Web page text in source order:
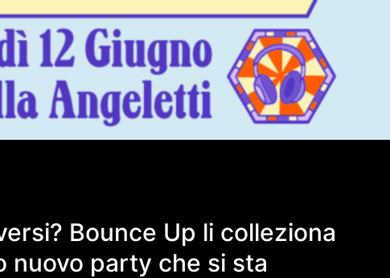
Bounce Up li colleziona
nuovo party che si sta